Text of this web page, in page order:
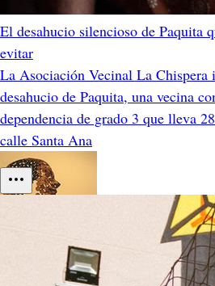
El desahucio silencioso de Paquita
evitar
La Asociación Vecinal La Chispera
desahucio de Paquita, una vecina
dependencia de grado 3 que lleva
calle Santa Ana